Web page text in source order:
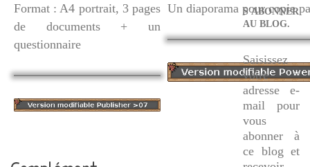
Format : A4 portrait, 3 pages
de documents + un
questionnaire
Un diaporama pour copie
S'ABONNER
AU BLOG.
Saisissez
votre
adresse e-
mail pour
vous
abonner à
ce blog et